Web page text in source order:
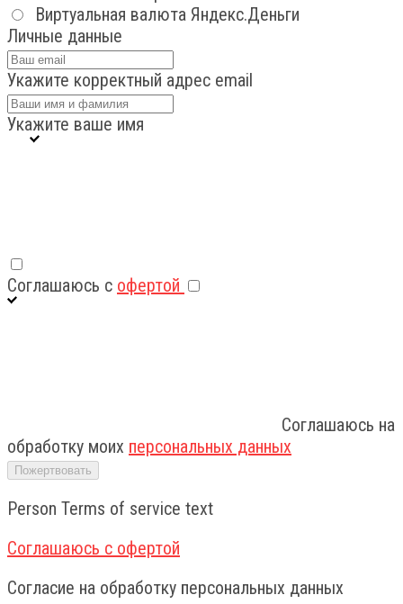
Виртуальная валюта Яндекс.Деньги
Личные данные
Укажите корректный адрес email
Укажите ваше имя
Соглашаюсь с офертой
Соглашаюсь на
обработку моих персональных данных
Person Terms of service text
Соглашаюсь с офертой
Согласие на обработку персональных данных